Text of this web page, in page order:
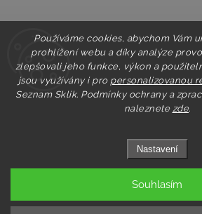
Používáme cookies, abychom Vám
prohlížení webu a díky analýze
zlepšovali jeho funkce, výkon a
jsou využívány i pro personalizovanou
Seznam Sklik. Podmínky ochrany a
naleznete zde.
Nastavení
Souhlasím
Copyright 2026Pastry.cz. Všechna
Upravit nastavení